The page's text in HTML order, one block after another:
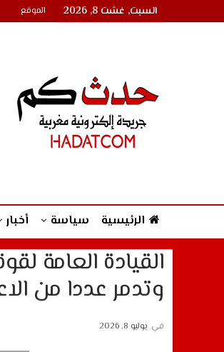
السبت, غشت 8, 2026 الموقع
الرئيسية سياسة أخبار
القيادة العامة
وتدمر عددا من
في يوليو 8, 2026